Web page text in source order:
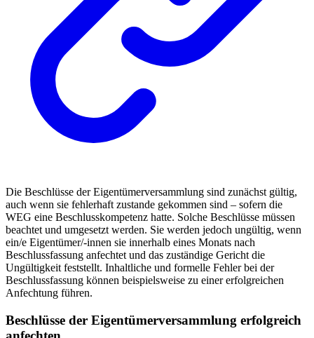
Die Beschlüsse der Eigentümerversammlung sind zunächst gültig,
auch wenn sie fehlerhaft zustande gekommen sind – sofern die
WEG eine Beschlusskompetenz hatte. Solche Beschlüsse müssen
beachtet und umgesetzt werden. Sie werden jedoch ungültig, wenn
ein/e Eigentümer/-innen sie innerhalb eines Monats nach
Beschlussfassung anfechtet und das zuständige Gericht die
Ungültigkeit feststellt. Inhaltliche und formelle Fehler bei der
Beschlussfassung können beispielsweise zu einer erfolgreichen
Anfechtung führen.
Beschlüsse der Eigentümerversammlung erfolgreich